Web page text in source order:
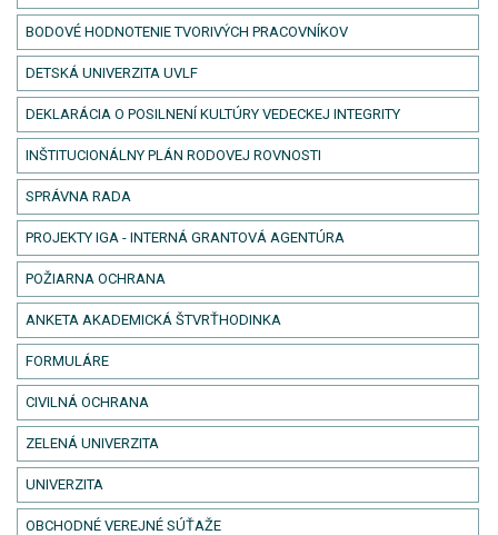
BODOVÉ HODNOTENIE TVORIVÝCH PRACOVNÍKOV
DETSKÁ UNIVERZITA UVLF
DEKLARÁCIA O POSILNENÍ KULTÚRY VEDECKEJ INTEGRITY
INŠTITUCIONÁLNY PLÁN RODOVEJ ROVNOSTI
SPRÁVNA RADA
PROJEKTY IGA - INTERNÁ GRANTOVÁ AGENTÚRA
POŽIARNA OCHRANA
ANKETA AKADEMICKÁ ŠTVRŤHODINKA
FORMULÁRE
CIVILNÁ OCHRANA
ZELENÁ UNIVERZITA
UNIVERZITA
OBCHODNÉ VEREJNÉ SÚŤAŽE